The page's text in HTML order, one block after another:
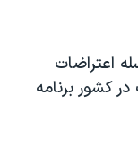
اعتراضات
در کشور برنامه